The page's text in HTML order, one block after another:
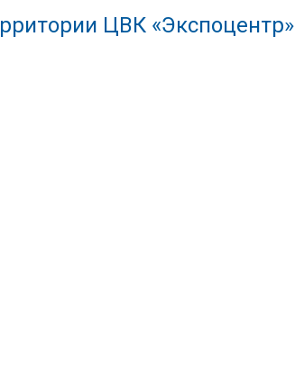
ЦВК «Экспоцентр»